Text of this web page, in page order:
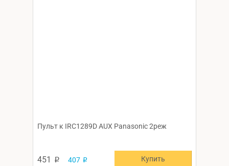
Пульт к IRC1289D AUX Panasonic 2реж
451 p 407 p Купить